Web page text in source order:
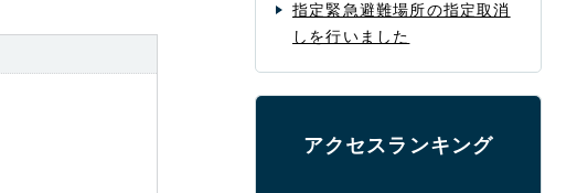
指定緊急避難場所の指定取消
しを行いました
アクセスランキング